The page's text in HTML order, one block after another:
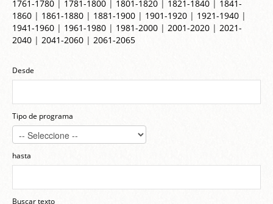
1761-1780 | 1781-1800 | 1801-1820 | 1821-1840 | 1841-
1860 | 1861-1880 | 1881-1900 | 1901-1920 | 1921-1940 |
1941-1960 | 1961-1980 | 1981-2000 | 2001-2020 | 2021-
2040 | 2041-2060 | 2061-2065
Desde
Tipo de programa
hasta
Buscar texto